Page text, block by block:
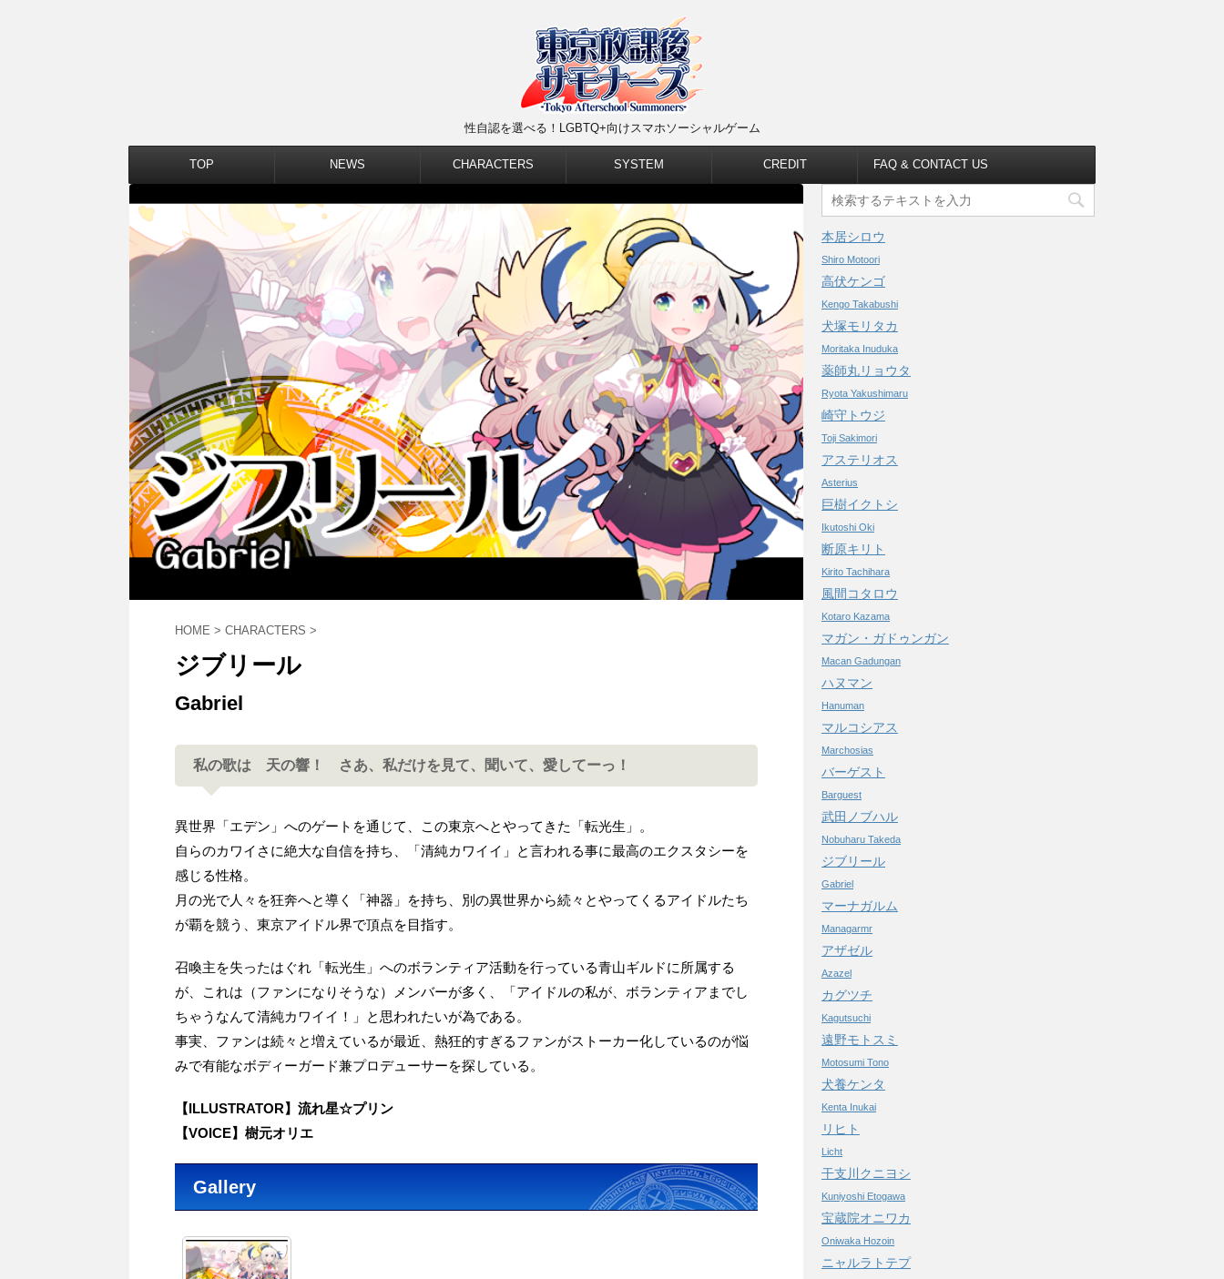
性自認を選べる！LGBTQ+向けスマホソーシャルゲーム
TOP NEWS CHARACTERS SYSTEM CREDIT FAQ & CONTACT US
HOME > CHARACTERS >
ジブリール
Gabriel
私の歌は 天の響！ さあ、私だけを見て、聞いて、愛してーっ！
異世界「エデン」へのゲートを通じて、この東京へとやってきた「転光生」。
自らのカワイさに絶大な自信を持ち、「清純カワイイ」と言われる事に最高のエクスタシーを
感じる性格。
月の光で人々を狂奔へと導く「神器」を持ち、別の異世界から続々とやってくるアイドルたち
が覇を競う、東京アイドル界で頂点を目指す。
召喚主を失ったはぐれ「転光生」へのボランティア活動を行っている青山ギルドに所属する
が、これは（ファンになりそうな）メンバーが多く、「アイドルの私が、ボランティアまでし
ちゃうなんて清純カワイイ！」と思われたいが為である。
事実、ファンは続々と増えているが最近、熱狂的すぎるファンがストーカー化しているのが悩
みで有能なボディーガード兼プロデューサーを探している。
【ILLUSTRATOR】流れ星☆プリン
【VOICE】樹元オリエ
Gallery
本居シロウ
Shiro Motoori
高伏ケンゴ
Kengo Takabushi
犬塚モリタカ
Moritaka Inuduka
薬師丸リョウタ
Ryota Yakushimaru
崎守トウジ
Toji Sakimori
アステリオス
Asterius
巨樹イクトシ
Ikutoshi Oki
断原キリト
Kirito Tachihara
風間コタロウ
Kotaro Kazama
マガン・ガドゥンガン
Macan Gadungan
ハヌマン
Hanuman
マルコシアス
Marchosias
バーゲスト
Barguest
武田ノブハル
Nobuharu Takeda
ジブリール
Gabriel
マーナガルム
Managarmr
アザゼル
Azazel
カグツチ
Kagutsuchi
遠野モトスミ
Motosumi Tono
犬養ケンタ
Kenta Inukai
リヒト
Licht
干支川クニヨシ
Kuniyoshi Etogawa
宝蔵院オニワカ
Oniwaka Hozoin
ニャルラトテプ